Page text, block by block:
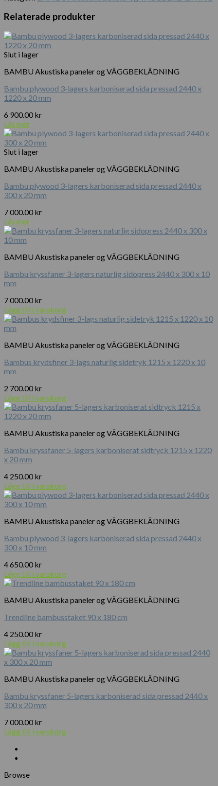
Leisure
Chair
mängd
Relaterade produkter
Slut i lager
BAMBU Akustiska paneler og VÄGGBEKLÄDNING
Bambu plywood 3-lagers karboniserad sida pressad 2440 x
1220 x 20 mm
6 900.00 kr
Läs mer
Slut i lager
BAMBU Akustiska paneler og VÄGGBEKLÄDNING
Bambu plywood 3-lagers karboniserad sida pressad 2440 x
300 x 20 mm
7 000.00 kr
Läs mer
BAMBU Akustiska paneler og VÄGGBEKLÄDNING
Bambu kryssfaner 3-lagers naturlig sidopress 2440 x 300 x 10
mm
7 000.00 kr
Lägg till i varukorg
BAMBU Akustiska paneler og VÄGGBEKLÄDNING
Bambus krydsfiner 3-lags naturlig sidetryk 1215 x 1220 x 10
mm
2 700.00 kr
Lägg till i varukorg
BAMBU Akustiska paneler og VÄGGBEKLÄDNING
Bambu kryssfaner 5-lagers karboniserat sidtryck 1215 x 1220
x 20 mm
4 250.00 kr
Lägg till i varukorg
BAMBU Akustiska paneler og VÄGGBEKLÄDNING
Bambu plywood 3-lagers karboniserad sida pressad 2440 x
300 x 10 mm
4 650.00 kr
Lägg till i varukorg
BAMBU Akustiska paneler og VÄGGBEKLÄDNING
Trendline bambusstaket 90 x 180 cm
4 250.00 kr
Lägg till i varukorg
BAMBU Akustiska paneler og VÄGGBEKLÄDNING
Bambu kryssfaner 5-lagers karboniserad sida pressad 2440 x
300 x 20 mm
7 000.00 kr
Lägg till i varukorg
Browse